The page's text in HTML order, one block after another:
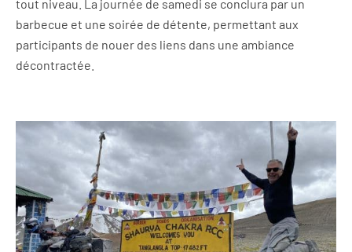
tout niveau. La journée de samedi se conclura par un
barbecue et une soirée de détente, permettant aux
participants de nouer des liens dans une ambiance
décontractée.